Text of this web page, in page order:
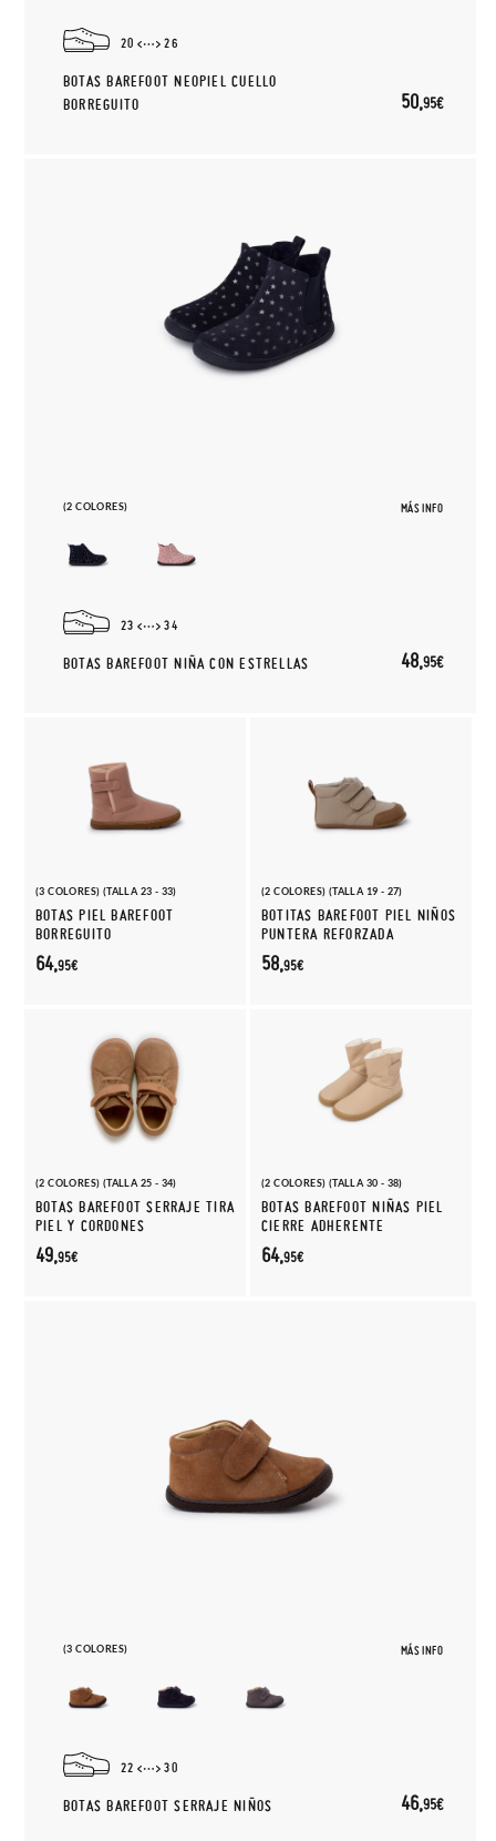
20 26
BOTAS BAREFOOT NEOPIEL CUELLO
BORREGUITO
50,95€
(2 COLORES) MÁS INFO
23 34
BOTAS BAREFOOT NIÑA CON ESTRELLAS 48,95€
(3 COLORES) (TALLA 23 - 33)
BOTAS PIEL BAREFOOT
BORREGUITO
64,95€
(2 COLORES) (TALLA 19 - 27)
BOTITAS BAREFOOT PIEL NIÑOS
PUNTERA REFORZADA
58,95€
(2 COLORES) (TALLA 25 - 34)
BOTAS BAREFOOT SERRAJE TIRA
PIEL Y CORDONES
49,95€
(2 COLORES) (TALLA 30 - 38)
BOTAS BAREFOOT NIÑAS PIEL
CIERRE ADHERENTE
64,95€
(3 COLORES) MÁS INFO
22 30
BOTAS BAREFOOT SERRAJE NIÑOS 46,95€